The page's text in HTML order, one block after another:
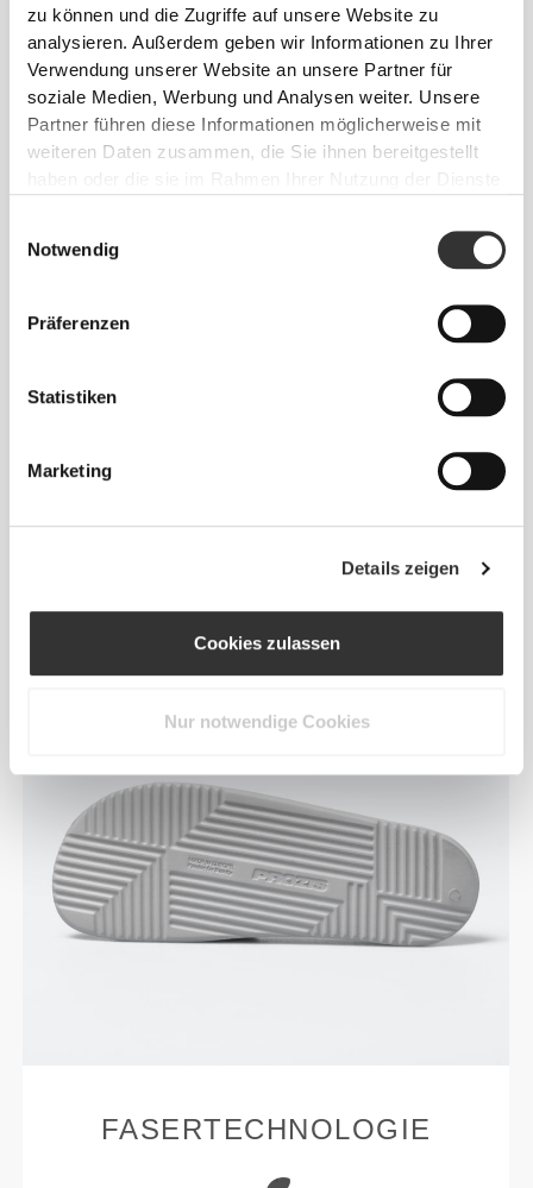
zu können und die Zugriffe auf unsere Website zu
analysieren. Außerdem geben wir Informationen zu Ihrer
Verwendung unserer Website an unsere Partner für
soziale Medien, Werbung und Analysen weiter. Unsere
Partner führen diese Informationen möglicherweise mit
weiteren Daten zusammen, die Sie ihnen bereitgestellt
Notwendig
Präferenzen
Statistiken
Marketing
Details zeigen
Cookies zulassen
Nur notwendige Cookies
BEWEGUNG
Unsere Revofoam©-Technologie ermöglicht eine
NEOSUEDE ist waschbar, daher sollte eine weiche
ausreichen. Kann bis 30 °C in der Maschine
FASERTECHNOLOGIE